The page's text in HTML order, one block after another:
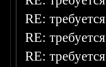
RE:
RE:
RE: